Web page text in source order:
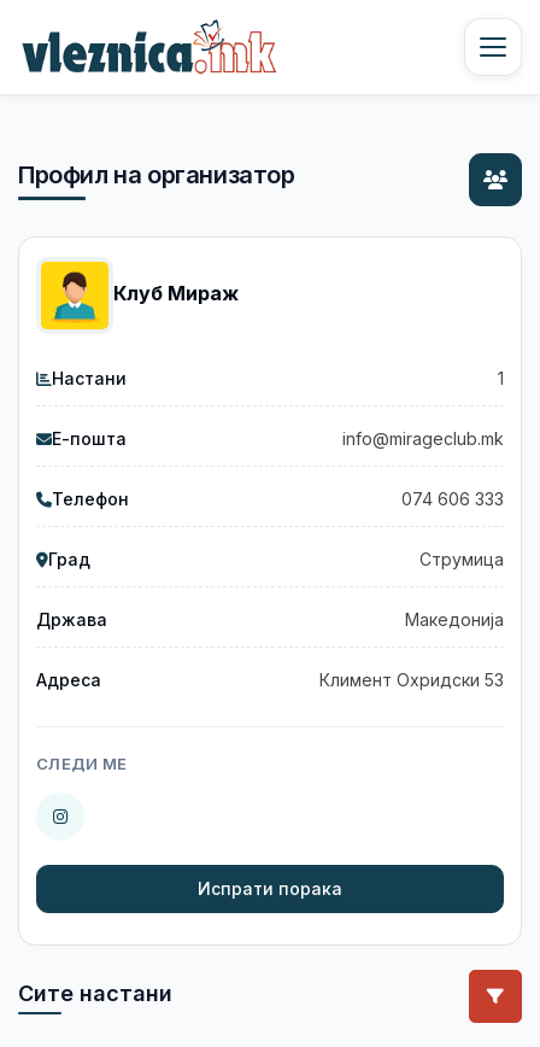
Профил на организатор
Сите настани
Клуб Мираж
Настани 1
Е-пошта info@mirageclub.mk
Телефон 074 606 333
Град Струмица
Држава Македонија
Адреса Климент Охридски 53
СЛЕДИ МЕ
Испрати порака